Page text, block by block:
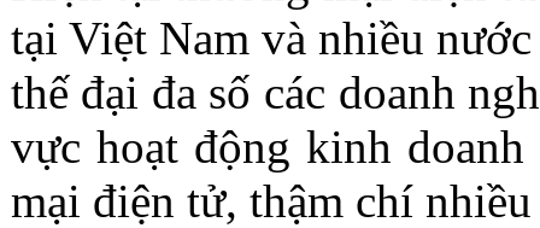
tại Việt Nam và nhiều
thế đại đa số các doanh
vực hoạt động kinh
mại điện tử, thậm chí